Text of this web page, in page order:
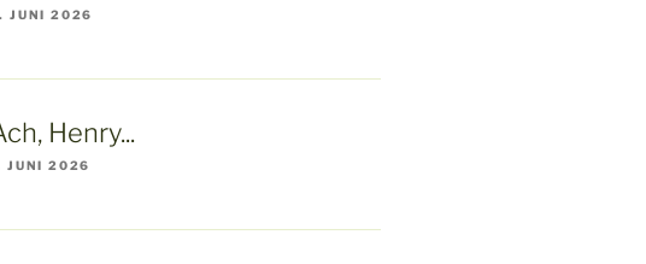
JUNI 2026
Henry...
JUNI 2026